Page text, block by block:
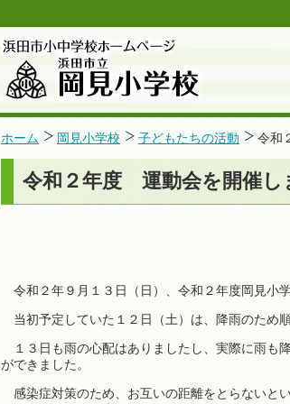
ホーム 岡見小学校 子どもたちの活動 令和
令和２年度 運動会を開催し
令和２年９月１３日（日）、令和２年度岡見小
当初予定していた１２日（土）は、降雨のため
１３日も雨の心配はありましたし、実際に雨も
ができました。
感染症対策のため、お互いの距離をとらないと